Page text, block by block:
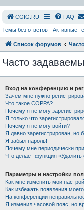
СGIG.RU FAQ
Темы без ответов Активные
Список форумов
Часто
Вход на конференцию и
Зачем мне нужно
Что такое COPPA?
Почему я не могу
Я только что
Почему я не могу войти?
Я давно зарегистрирован, но
Я забыл пароль!
Почему мне периодически
Что делает функция «Удалить
Параметры и настройки
Как мне изменить мои
Как избежать появления
На конференции
Я изменил часовой пояс, но